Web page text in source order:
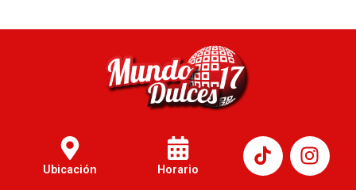
Ubicación Horario
I
n